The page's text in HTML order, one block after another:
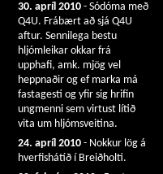
30. apríl 2010 - Sódóma með
Q4U. Frábært að sjá Q4U
aftur. Sennilega bestu
hljómleikar okkar frá
upphafi, amk. mjög vel
heppnaðir og ef marka má
fastagesti og yfir sig hrifin
ungmenni sem virtust lítið
vita um hljómsveitina.
24. apríl 2010 - Nokkur lög á
hverfishátíð í Breiðholti.